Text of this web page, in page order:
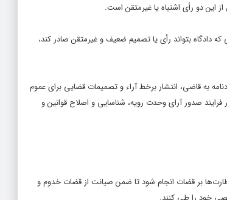
این دو رأی اشتباه یا غیرمتقن است.
بتواند رأی یا تصمیم ضعیف و غیرمتقن صادر کند،
به قاضی، انتشار برخط آراء و تصمیمات قضایی برای عموم
صدور آرای وحدت رویه، شناسایی و اصلاح قوانین و
بر قضات انجام شود تا ضمن صیانت از قضات خدوم و